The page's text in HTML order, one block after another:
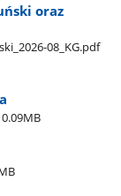
oraz
08​_KG.pdf
0.09MB